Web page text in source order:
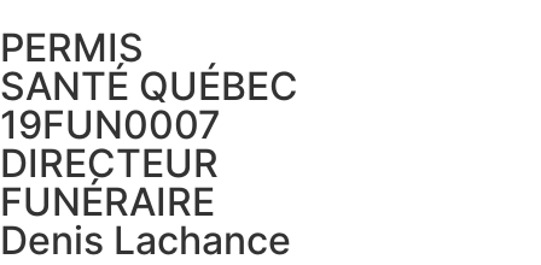
PERMIS
SANTÉ QUÉBEC
19FUN0007
DIRECTEUR
FUNÉRAIRE
Denis Lachance